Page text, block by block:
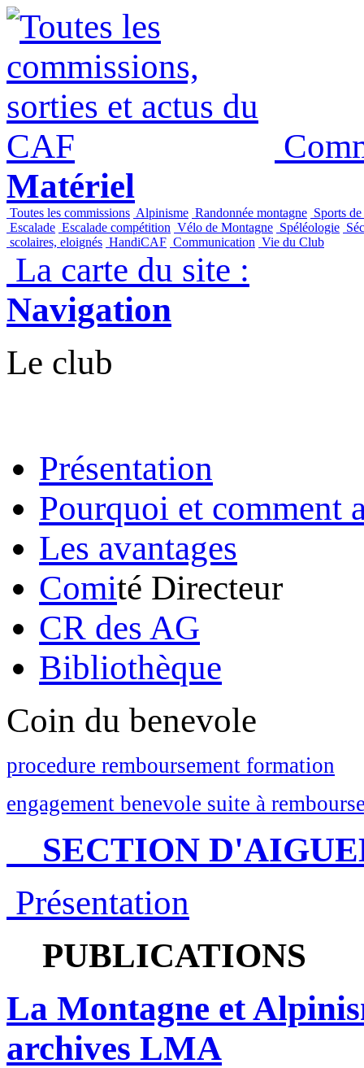
Matériel
Toutes les commissions Alpinisme Randonnée montagne Sports
Escalade Escalade compétition Vélo de Montagne Spéléologie
scolaires, eloignés HandiCAF Communication Vie du Club
La carte du site :
Navigation
Le club
Présentation
Pourquoi et comment
Les avantages
Comité Directeur
CR des AG
Bibliothèque
Coin du benevole
procedure remboursement formation
engagement benevole suite à
SECTION
Présentation
PUBLICATIONS
La Montagne et
archives LMA